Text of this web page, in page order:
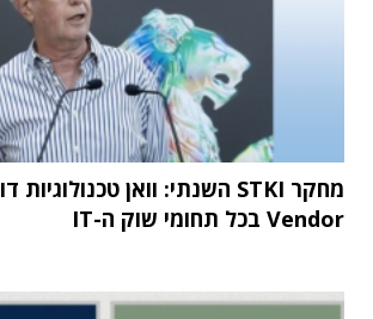
Vendor בכל תחומי שוק ה-IT